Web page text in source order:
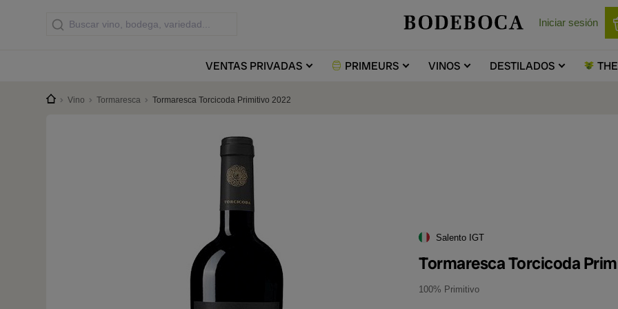
Iniciar sesión
VENTASPRIVADAS PRIMEURS VINOS DESTILADOS THE
Vino Tormaresca Tormaresca Torcicoda Primitivo 2022
Salento IGT
Tormaresca Torcicoda
100% Primitivo